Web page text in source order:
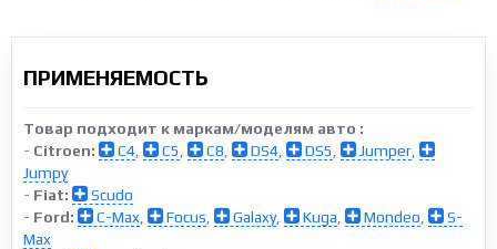
ПРИМЕНЯЕМОСТЬ
Товар подходит к маркам/моделям авто :
- Citroen: C4 C5 C8 DS4 DS5 Jumper
Jumpy
- Fiat:
Scudo
- Ford: C-Max Focus Galaxy, Kuga Mondeo
S-
Max